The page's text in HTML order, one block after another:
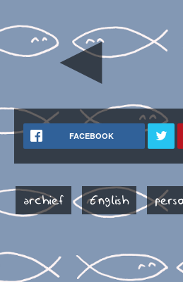
◄
FACEBOOK
archief English